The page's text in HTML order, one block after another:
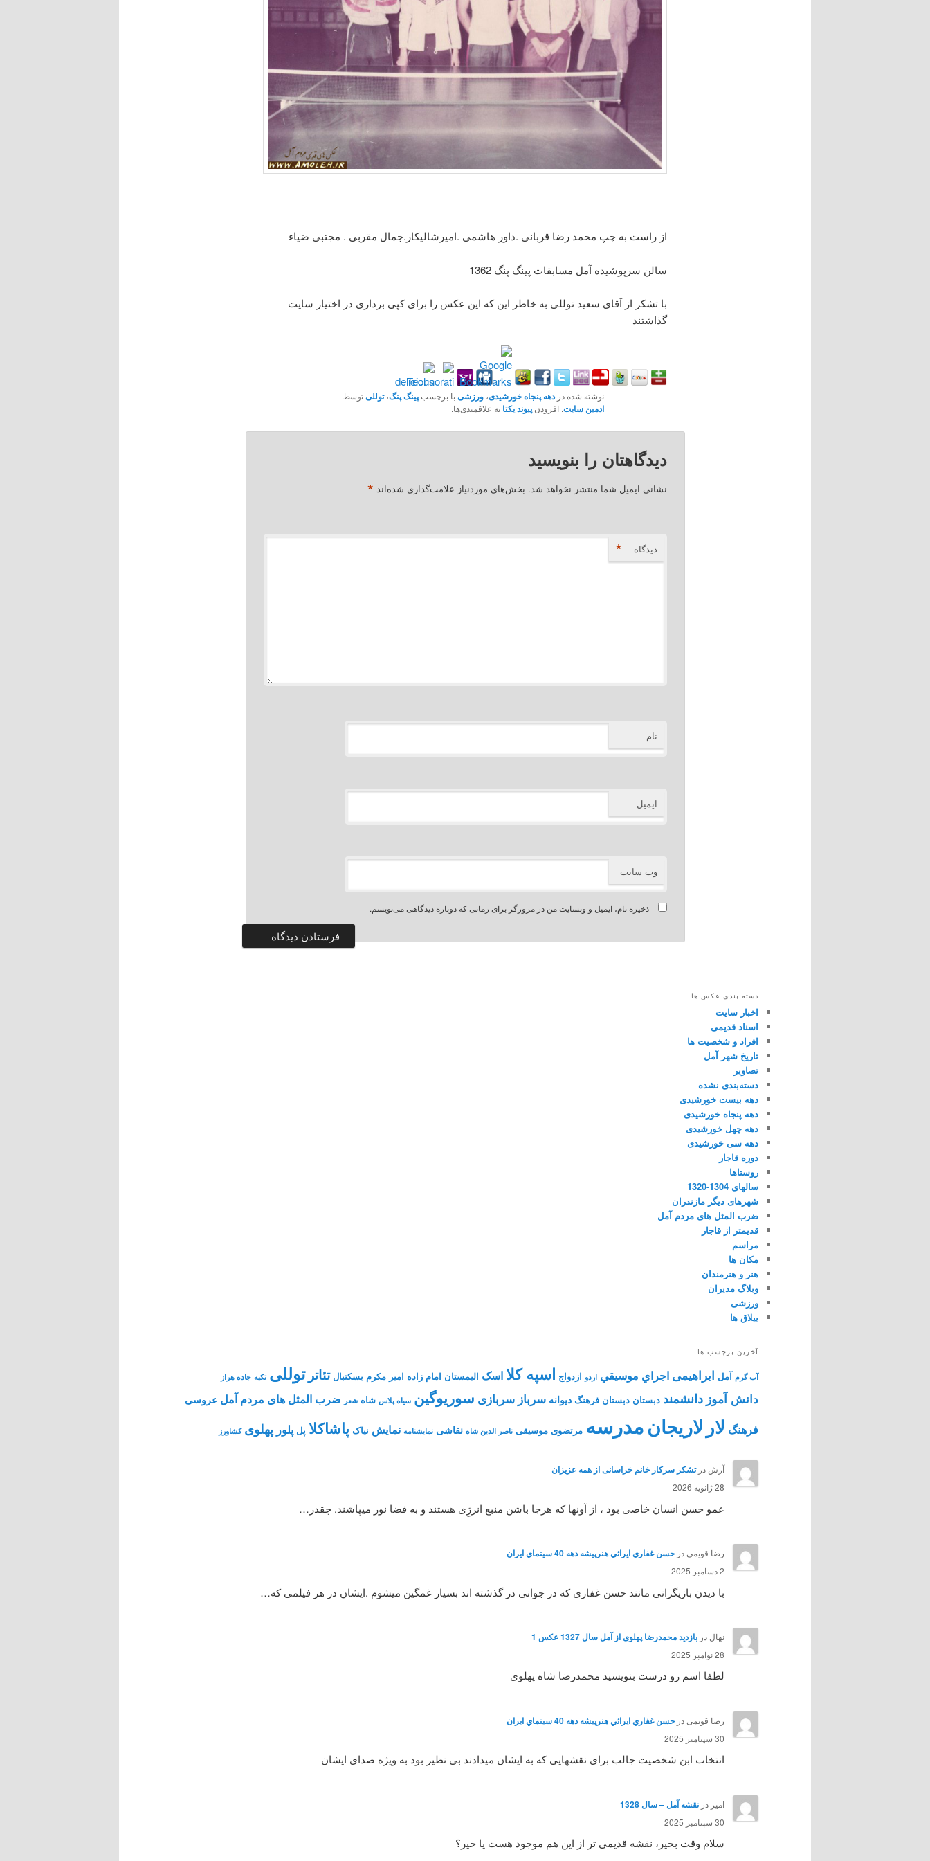
از راست به چپ محمد رضا قربانی .داور هاشمی .امیرشالیکار.جمال مقربی . مجتبی ضیاء
سالن سرپوشیده آمل مسابقات پینگ پنگ 1362
با تشکر از آقای سعید توللی به خاطر این که این عکس را برای کپی برداری در اختیار سایت
گذاشتند
نوشته شده دردهه پنجاه خورشیدی، ورزشیبا برچسبپینگ پنگ،توللیتوسط
ادمین سایت. افزودن پیوند یکتا به علاقمندی‌ها.
دیدگاهتان را بنویسید
نشانی ایمیل شما منتشر نخواهد شد. بخش‌های موردنیاز علامت‌گذاری شده‌اند *
دیدگاه *
نام
ایمیل
وب‌ سایت
ذخیره نام، ایمیل و وبسایت من در مرورگر برای زمانی که دوباره دیدگاهی می‌نویسم.
دسته بندی عکس ها
اخبار سایت
اسناد قدیمی
افراد و شخصیت ها
تاریخ شهر آمل
تصاویر
دسته‌بندی نشده
دهه بیست خورشیدی
دهه پنجاه خورشیدی
دهه چهل خورشیدی
دهه سی خورشیدی
دوره قاجار
روستاها
سالهای 1304-1320
شهرهای دیگر مازندران
ضرب المثل های مردم آمل
قدیمتر از قاجار
مراسم
مکان ها
هنر و هنرمندان
وبلاگ مدیران
ورزشی
ییلاق ها
آخرین برچسب ها
آب گرم آمل ابراهیمی اجراي موسيقي اردو ازدواج اسپه کلااسک الیمستان امام زاده امیر مکرم بسکتبال تئاتر توللی تکیه جاده هراز
دانش آموز دانشمند دبستان دبستان فرهنگ دیوانه سرباز سربازی سوریوگین سیاه پلاس شاه شعر ضرب المثل های مردم آمل عروسی
فرهنگ لار لاریجانمدرسه مرتضوی موسیقی ناصر الدین شاه نقاشی نمايشنامه نمایش نیاک پاشاکلا پل پلور پهلوی کشاورز
آرش درتشکر سرکار خانم خراسانی از همه عزیزان
28 ژانویه 2026
عمو حسن انسان خاصی بود ، از آونها که هرجا باشن منبع انرژِی هستند و به فضا نور میپاشند. چقدر…
رضا قویمی در حسن غفاري ايرائي هنرپيشه دهه 40 سينماي ايران
2 دسامبر 2025
با دیدن بازیگرانی مانند حسن غفاری که در جوانی در گذشته اند بسیار غمگین میشوم .ایشان در هر فیلمی که…
نهال در بازدید محمدرضا پهلوی از آمل سال 1327 عکس 1
28 نوامبر 2025
لطفا اسم رو درست بنویسید محمدرضا شاه پهلوی
رضا قویمی در حسن غفاري ايرائي هنرپيشه دهه 40 سينماي ايران
30 سپتامبر 2025
انتخاب ابن شخصیت جالب برای نقشهایی که به ایشان میدادند بی نظیر بود به ویژه صدای ایشان
امیر در نقشه آمل – سال 1328
30 سپتامبر 2025
سلام وقت بخیر، نقشه قدیمی تر از این هم موجود هست یا خیر؟